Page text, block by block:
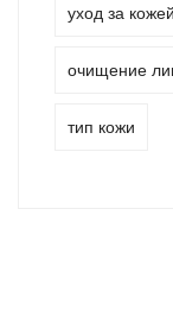
уход за
очищение
тип кожи